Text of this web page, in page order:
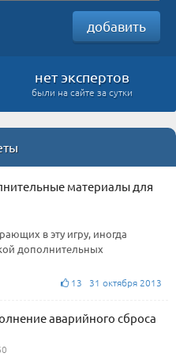
добавить
нет экспертов
были на сайте за сутки
материалы для
в эту игру, иногда
дополнительных
13 31 октября 2013
аварийного сброса